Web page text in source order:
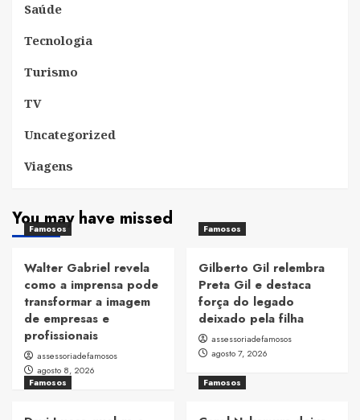
Saúde
Tecnologia
Turismo
TV
Uncategorized
Viagens
You may have missed
Famosos
Walter Gabriel revela
como a imprensa pode
transformar a imagem
de empresas e
profissionais
assessoriadefamosos
agosto 8, 2026
Famosos
Gilberto Gil relembra
Preta Gil e destaca
força do legado
deixado pela filha
assessoriadefamosos
agosto 7, 2026
Famosos Famosos